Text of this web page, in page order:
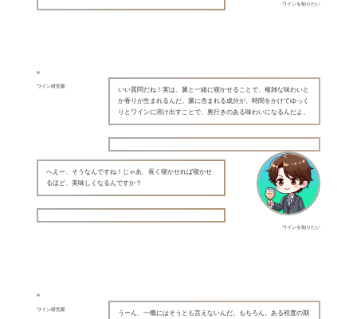
ワインを知りたい
ワイン研究家
いい質問だね！実は、澱と一緒に寝かせることで、複雑な味わいと
か香りが生まれるんだ。澱に含まれる成分が、時間をかけてゆっく
りとワインに溶け出すことで、奥行きのある味わいになるんだよ。
ワインを知りたい
へえー、そうなんですね！じゃあ、長く寝かせれば寝かせ
るほど、美味しくなるんですか？
ワイン研究家
うーん、一概にはそうとも言えないんだ。もちろん、ある程度の期